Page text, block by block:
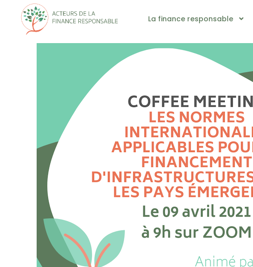
La finance responsable